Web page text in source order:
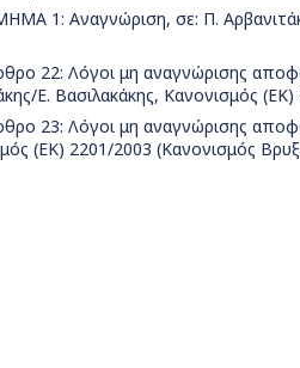
1: Αναγνώριση, σε: Π.
22: Λόγοι μη αναγνώρισης
Ε. Βασιλακάκης, Κανονισμός
23: Λόγοι μη αναγνώρισης
(ΕΚ) 2201/2003 (Κανονισμός